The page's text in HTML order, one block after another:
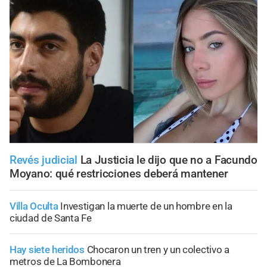
Revés judicial La Justicia le dijo que no a Facundo
Moyano: qué restricciones deberá mantener
Villa Oculta Investigan la muerte de un hombre en la
ciudad de Santa Fe
Hay siete heridos Chocaron un tren y un colectivo a
metros de La Bombonera